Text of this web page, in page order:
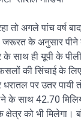
तो अगले पांच वर्ष
के अनुसार पीने
के साथ ही यूपी के
की सिंचाई के
पर उतर पायी
के साथ 42.70
क्षेत्र को भी